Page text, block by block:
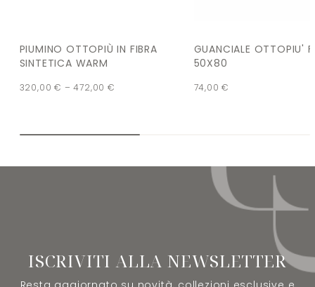
PIUMINO OTTOPIÙ IN FIBRA
SINTETICA WARM
320,00€ –472,00 €
GUANCIALE OTTOPIU'
50X80
74,00€
ISCRIVITI ALLA NEWSLETTER